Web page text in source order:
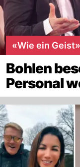
«Wie ein Geist»
Bohlen
Personal